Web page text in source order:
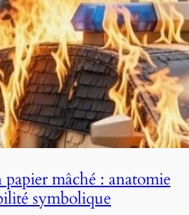
mâché : anatomie
symbolique